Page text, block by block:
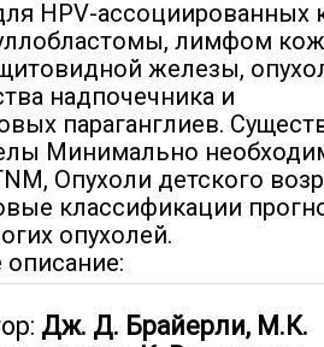
HPV-ассоциированных
лимфом
железы,
надпочечника и
параганглиев.
Минимально
Опухоли детского
классификации
опухолей.
Дж. Д. Брайерли, М.К.